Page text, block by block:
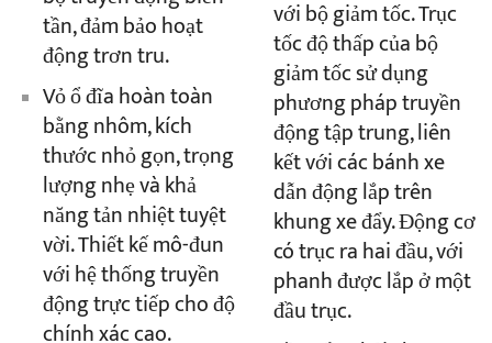
tần, đảm bảo hoạt
động trơn tru.
Vỏ ổ đĩa hoàn toàn
bằng nhôm, kích
thước nhỏ gọn, trọng
lượng nhẹ và khả
năng tản nhiệt tuyệt
vời. Thiết kế mô-đun
với hệ thống truyền
động trực tiếp cho độ
chính xác cao.
với bộ giảm tốc. Trục
tốc độ thấp của bộ
giảm tốc sử dụng
phương pháp truyền
động tập trung, liên
kết với các bánh xe
dẫn động lắp trên
khung xe đẩy. Động cơ
có trục ra hai đầu, với
phanh được lắp ở một
đầu trục.